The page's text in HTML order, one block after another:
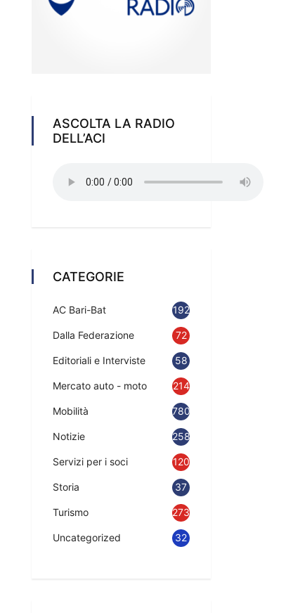
ASCOLTA LA RADIO
DELL’ACI
CATEGORIE
AC Bari-Bat 192
Dalla Federazione 72
Editoriali e Interviste 58
Mercato auto - moto 214
Mobilità 780
Notizie 2583
Servizi per i soci 120
Storia 37
Turismo 273
Uncategorized 32